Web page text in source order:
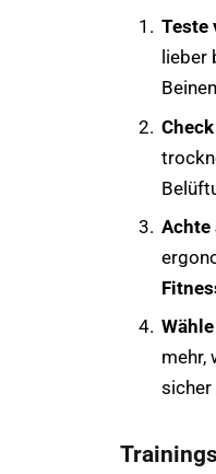
Teste
lieber
Achte
mehr,
sicher